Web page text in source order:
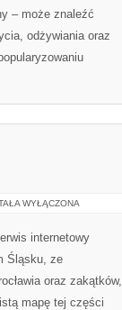
– może znaleźć
odżywiania oraz
WYŁĄCZONA
internetowy
Śląsku, ze
oraz zakątków,
mapę tej części